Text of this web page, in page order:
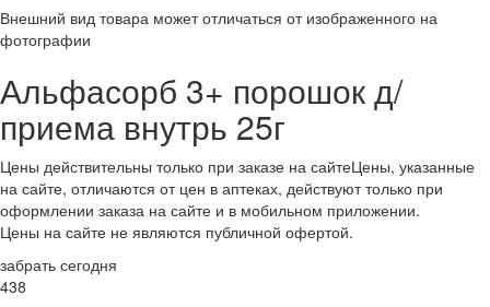
Внешний вид товара может отличаться от изображенного на
фотографии
Альфасорб 3+ порошок д/
приема внутрь 25г
Цены действительны только при заказе на сайтеЦены, указанные
на сайте, отличаются от цен в аптеках, действуют только при
оформлении заказа на сайте и в мобильном приложении.
Цены на сайте не являются публичной офертой.
забрать сегодня
438